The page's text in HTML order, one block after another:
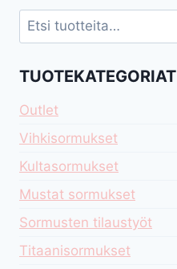
Etsi:
TUOTEKATEGORIAT
Outlet
Vihkisormukset
Kultasormukset
Mustat sormukset
Sormusten tilaustyöt
Titaanisormukset